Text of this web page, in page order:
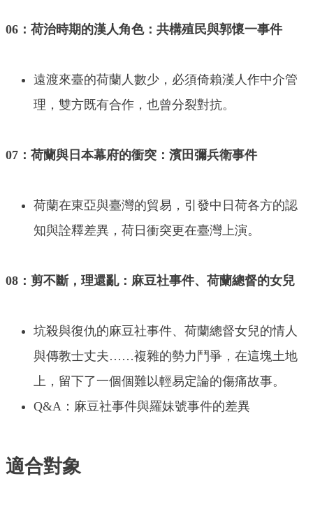
06：荷治時期的漢人角色：共構殖民與郭懷一事件
遠渡來臺的荷蘭人數少，必須倚賴漢人作中介管
理，雙方既有合作，也曾分裂對抗。
07：荷蘭與日本幕府的衝突：濱田彌兵衛事件
荷蘭在東亞與臺灣的貿易，引發中日荷各方的認
知與詮釋差異，荷日衝突更在臺灣上演。
08：剪不斷，理還亂：麻豆社事件、荷蘭總督的女兒
坑殺與復仇的麻豆社事件、荷蘭總督女兒的情人
與傳教士丈夫……複雜的勢力鬥爭，在這塊土地
上，留下了一個個難以輕易定論的傷痛故事。
Q&A：麻豆社事件與羅妹號事件的差異
適合對象